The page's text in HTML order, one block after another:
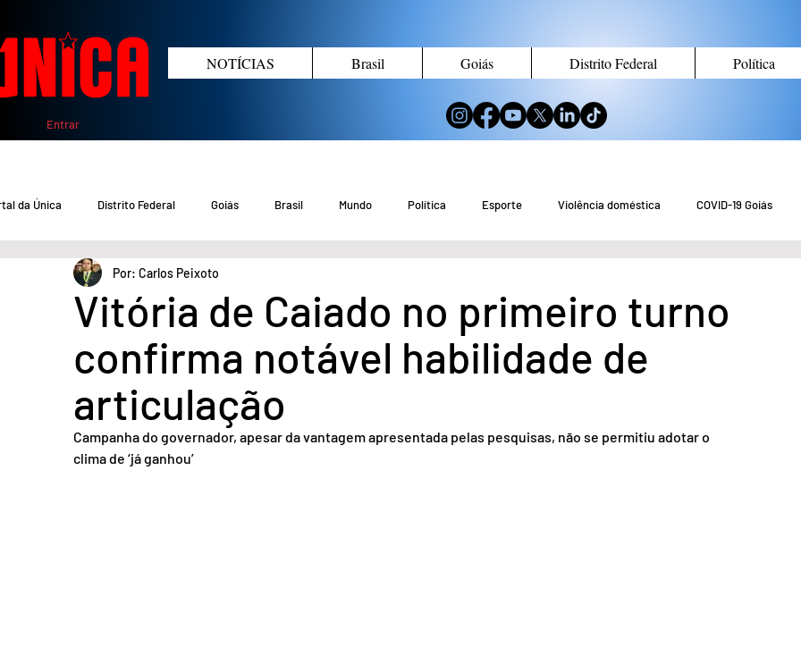
Entrar
NOTÍCIAS Brasil Goiás Distrito Federal Política
da Única Distrito Federal Goiás Brasil Mundo Política Esporte Violência doméstica COVID-19 Goiás
COVID-19 DF COVID-19 Brasil
Crimes no DF Educação Meio Ambiente Tecnologia Economia
Acidente em Goiás Acidente no DF Entretenimento
Vitória de Caiado no primeiro turno
confirma notável habilidade de
articulação
Por: Carlos Peixoto
Campanha do governador, apesar da vantagem apresentada pelas pesquisas, não se permitiu adotar o
clima de ‘já ganhou’